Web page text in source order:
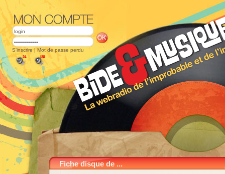
S'inscrire | Mot de passe perdu
Fiche disque de ...